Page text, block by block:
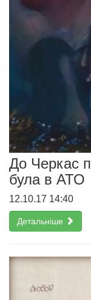
До Черкас
була в АТО
12.10.17 14:40
Детальніше